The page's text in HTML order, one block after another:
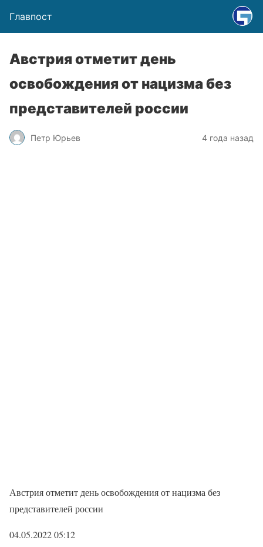
Главпост
Австрия отметит день
освобождения от нацизма без
представителей россии
Петр Юрьев 4 года назад
Австрия отметит день освобождения от нацизма без
представителей россии
04.05.2022 05:12